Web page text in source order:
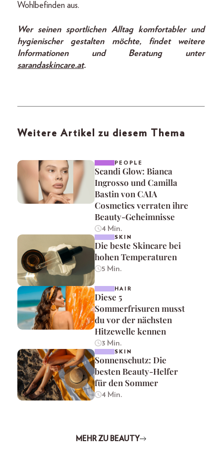
Wohlbefinden aus.
Wer seinen sportlichen Alltag komfortabler und
hygienischer gestalten möchte, findet weitere
Informationen und Beratung unter
sarandaskincare.at.
Weitere Artikel zu diesem Thema
PEOPLE
Scandi Glow: Bianca
Ingrosso und Camilla
Bastin von CAIA
Cosmetics verraten ihre
Beauty-Geheimnisse
4 Min.
SKIN
Die beste Skincare bei
hohen Temperaturen
5 Min.
HAIR
Diese 5
Sommerfrisuren musst
du vor der nächsten
Hitzewelle kennen
3 Min.
SKIN
Sonnenschutz: Die
besten Beauty-Helfer
für den Sommer
4 Min.
MEHR ZU BEAUTY